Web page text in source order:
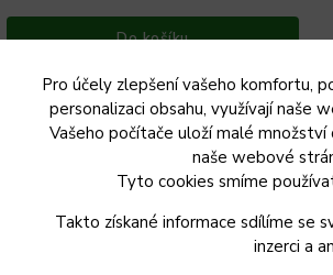
Pro účely zlepšení vašeho komfortu,
personalizaci obsahu, využívají naše
Vašeho počítače uloží malé
naše webové
Tyto cookies smíme
Takto získané informace sdílíme se
inzerci a
Do košíku
• Ploché nerezové mlecí kameny zajišťující
rychlé a přesné mletí• 30 nastavení mletí od
jemného po hrubé• Nádoba na zrnkovou kávu
200 g• Nádoba na mletou kávu 160 g•